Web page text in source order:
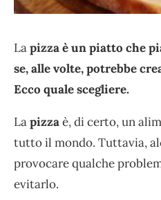
Lapizza è un piatto che
se, alle volte, potrebbe
Ecco quale scegliere.
Lapizzaè, di certo, un
tutto il mondo. Tuttavia,
provocare qualche
evitarlo.